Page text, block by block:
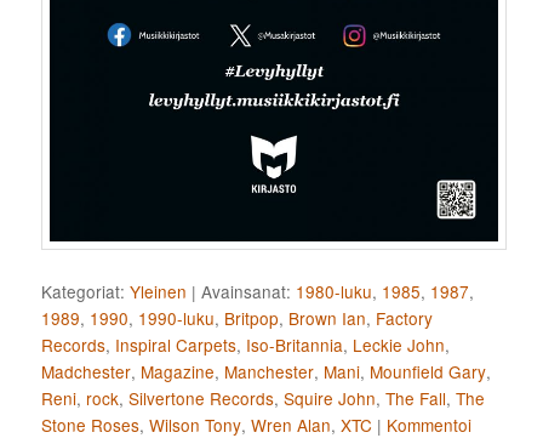
Kategoriat: Yleinen |Avainsanat: 1980-luku, 1985, 1987,
1989, 1990, 1990-luku, Britpop, Brown Ian, Factory
Records, Inspiral Carpets, Iso-Britannia, Leckie John,
Madchester, Magazine, Manchester, Mani, Mounfield Gary,
Reni, rock,Silvertone Records,Squire John,The Fall,The
Stone Roses,Wilson Tony,Wren Alan,XTC | Kommentoi